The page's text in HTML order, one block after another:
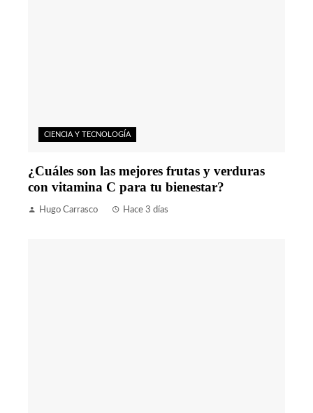
CIENCIA Y TECNOLOGÍA
¿Cuáles son las mejores frutas y verduras
con vitamina C para tu bienestar?
Hugo Carrasco Hace 3 días